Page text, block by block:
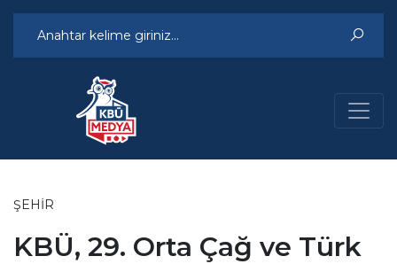
ŞEHIR
KBÜ, 29. Orta Çağ ve Türk